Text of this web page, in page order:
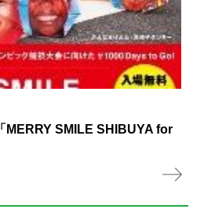
MERRY SMILE SHIBUYA for